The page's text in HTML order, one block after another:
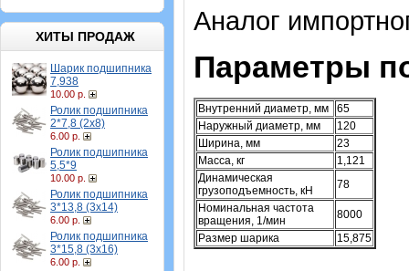
ХИТЫ ПРОДАЖ
Шарик подшипника
7,938
10.00 р.
Ролик подшипника
2*7,8 (2х8)
6.00 р.
Ролик подшипника
5,5*9
10.00 р.
Ролик подшипника
3*13,8 (3х14)
6.00 р.
Ролик подшипника
3*15,8 (3х16)
6.00 р.
Аналог
Параметры
Внутренний диаметр, мм
65
Наружный диаметр, мм
120
Ширина, мм
23
Масса, кг
1,121
Динамическая
грузоподъемность, кН
78
Номинальная частота
вращения, 1/мин
8000
Размер шарика
15,875